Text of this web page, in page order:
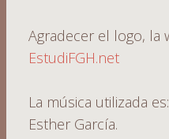
Agradecer el logo, la
EstudiFGH.net
La música utilizada es:
Esther García.